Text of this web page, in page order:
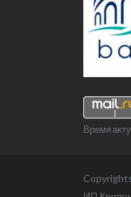
Время